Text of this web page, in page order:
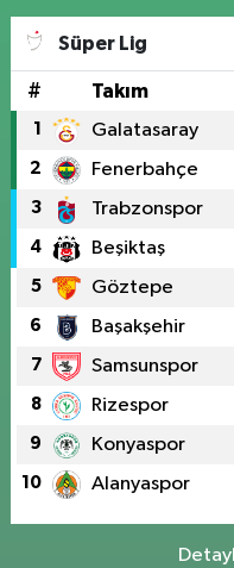
Süper Lig
# Takım
1 Galatasaray
2 Fenerbahçe
3 Trabzonspor
4 Beşiktaş
5 Göztepe
6 Başakşehir
7 Samsunspor
8 Rizespor
9 Konyaspor
10 Alanyaspor